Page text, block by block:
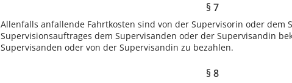
§ 7
Allenfalls anfallende Fahrtkosten sind von der Supervisorin oder dem
Supervisionsauftrages dem Supervisanden oder der Supervisandin
Supervisanden oder von der Supervisandin zu bezahlen.
§ 8